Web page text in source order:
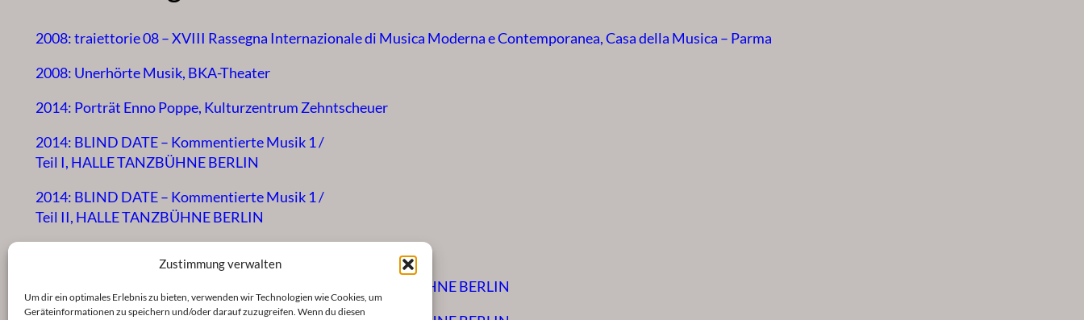
Zustimmung verwalten
Um dir ein optimales Erlebnis zu bieten, verwenden wir Technologien wie Cookies, um
Geräteinformationen zu speichern und/oder darauf zuzugreifen. Wenn du diesen
2008: traiettorie 08 – XVIII Rassegna Internazionale di Musica Moderna e Contemporanea, Casa della Musica – Parma
2008: Unerhörte Musik, BKA-Theater
2014: Porträt Enno Poppe, Kulturzentrum Zehntscheuer
2014: BLIND DATE – Kommentierte Musik 1 /
Teil I, HALLE TANZBÜHNE BERLIN
2014: BLIND DATE – Kommentierte Musik 1 /
Teil II, HALLE TANZBÜHNE BERLIN
2015: BLIND DATE – Kommentierte Musik 1, HALLE TANZBÜHNE BERLIN